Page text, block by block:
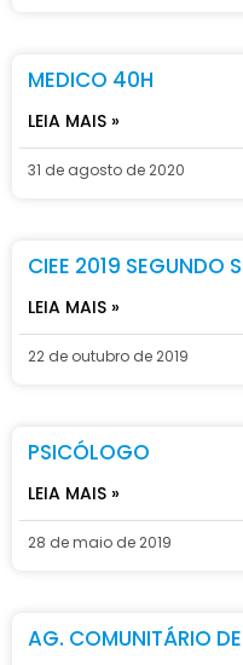
MEDICO 40H
LEIA MAIS »
31 de agosto de 2020
CIEE 2019 SEGUNDO
LEIA MAIS »
22 de outubro de 2019
PSICÓLOGO
LEIA MAIS »
28 de maio de 2019
AG. COMUNITÁRIO